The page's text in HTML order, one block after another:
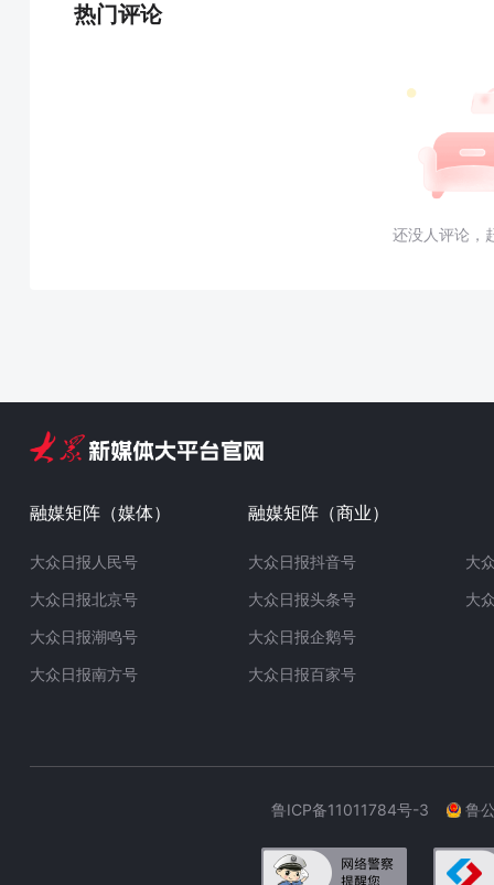
热门评论
还没人评论，
融媒矩阵（媒体）
大众日报人民号
大众日报北京号
大众日报潮鸣号
大众日报南方号
融媒矩阵（商业）
大众日报抖音号
大众日报头条号
大众日报企鹅号
大众日报百家号
大
大
鲁ICP备11011784号-3 鲁